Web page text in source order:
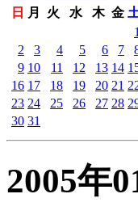
日
月 火 水 木 金
1
2
3 4 5 6 7
9 10 11 12 13 14
16 17 18 19 20 21
23 24 25 26 27 28
30 31
2005年